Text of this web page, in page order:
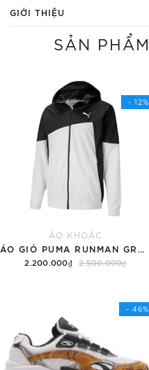
GIỚI THIỆU
SẢN PHẨM
- 12%
ÁO KHOÁC
2.200.000₫ 2.500.000₫
- 46%